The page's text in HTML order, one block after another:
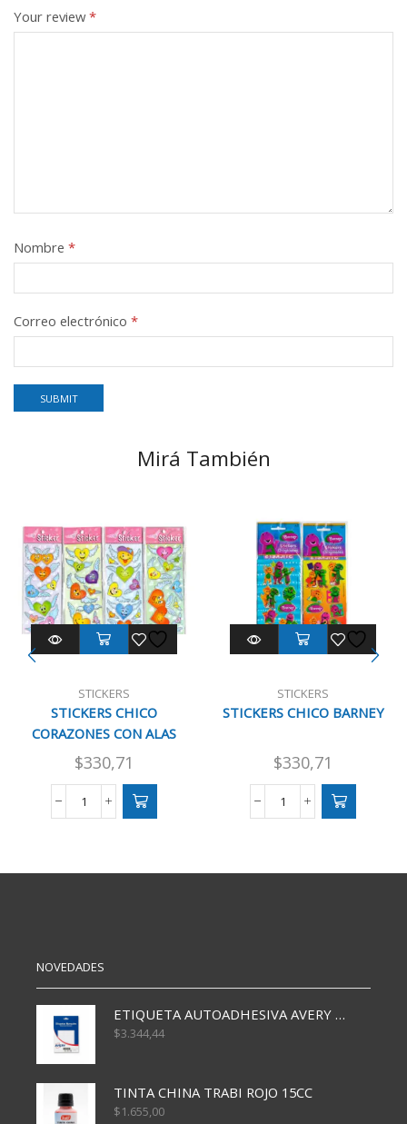
Your review*
Nombre *
Correo electrónico *
Mirá También
STICKERS
STICKERS CHICO
CORAZONES CON ALAS
$330,71
STICKERS
ALAS
STICKERS
STICKERS CHICO BARNEY
$330,71
STICKERS
NOVEDADES
ETIQUETA AUTOADHESIVA AVERY 3026 30H 20 X 70
$3.344,44
TINTA CHINA TRABI ROJO 15CC
$1.655,00